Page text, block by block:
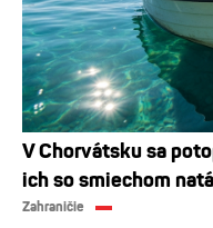
V Chorvátsku sa
ich so smiechom
Zahraničie